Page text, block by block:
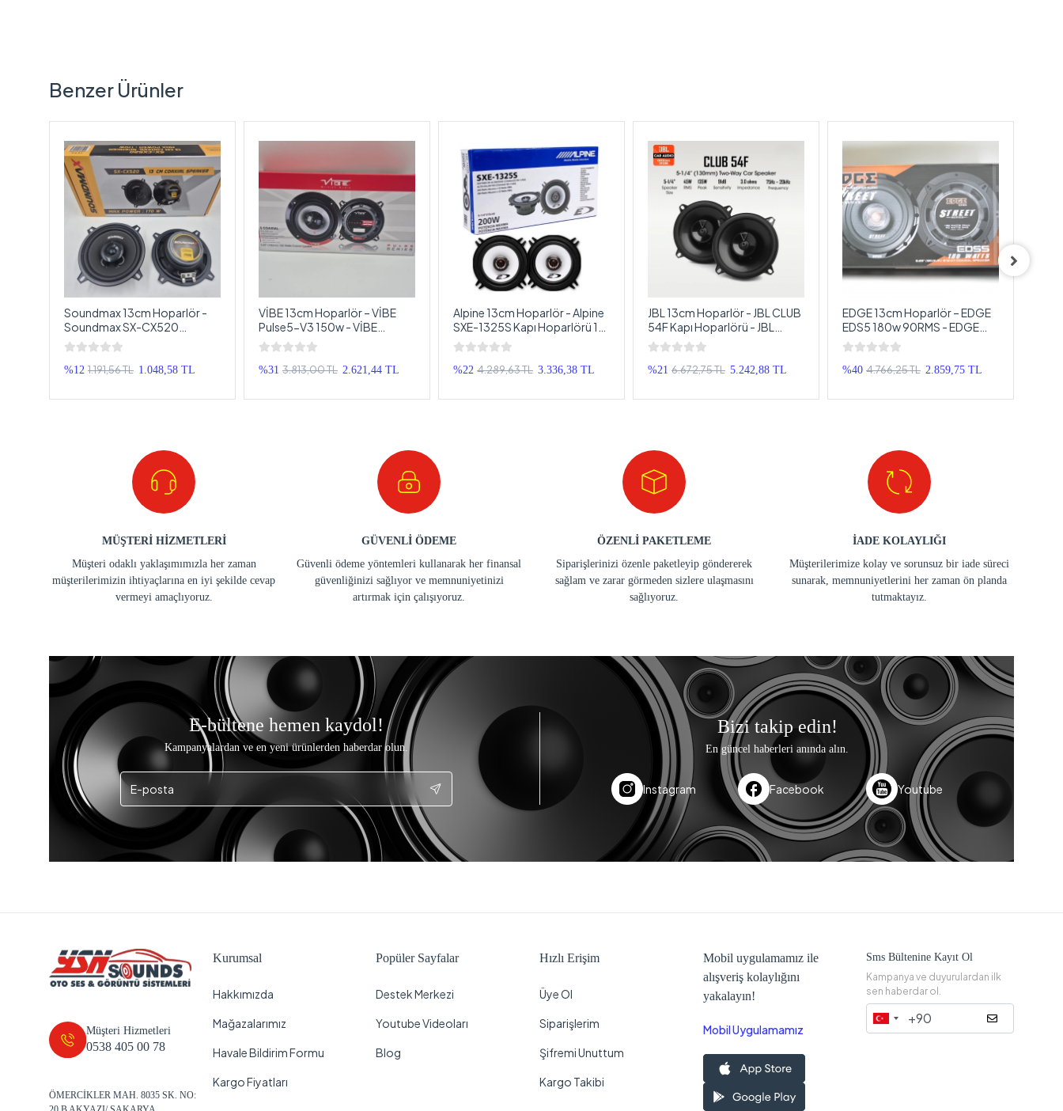
Benzer Ürünler
Soundmax 13cm Hoparlör -
Soundmax SX-CX520
Torpido ve Kapı Hoparlörü -
Soundmax 13cm Koaksiyel
Hoparlör
%12 1.191,56 TL 1.048,58 TL
VİBE 13cm Hoparlör – VİBE
Pulse5-V3 150w - VİBE
Tweeterli , 13 cm Hoparlör
%31 3.813,00 TL 2.621,44 TL
Alpine 13cm Hoparlör - Alpine
SXE-1325S Kapı Hoparlörü 13
cm - Alpine Profesyonel
Hoparlör 13cm
%22 4.289,63 TL 3.336,38 TL
JBL 13cm Hoparlör - JBL CLUB
54F Kapı Hoparlörü - JBL
Profesyonel Hoparlör 13cm
%21 6.672,75 TL 5.242,88 TL
EDGE 13cm Hoparlör – EDGE
EDS5 180w 90RMS - EDGE
Street Tweeterli , 13 cm
Koaksiyel Hoparlör
%40 4.766,25 TL 2.859,75 TL
MÜŞTERİ HİZMETLERİ
Müşteri odaklı yaklaşımımızla her zaman
müşterilerimizin ihtiyaçlarına en iyi şekilde cevap
vermeyi amaçlıyoruz.
GÜVENLİ ÖDEME
Güvenli ödeme yöntemleri kullanarak her finansal
güvenliğinizi sağlıyor ve memnuniyetinizi
artırmak için çalışıyoruz.
ÖZENLİ PAKETLEME
Siparişlerinizi özenle paketleyip göndererek
sağlam ve zarar görmeden sizlere ulaşmasını
sağlıyoruz.
İADE KOLAYLIĞI
Müşterilerimize kolay ve sorunsuz bir iade süreci
sunarak, memnuniyetlerini her zaman ön planda
tutmaktayız.
E-bültene hemen kaydol!
Kampanyalardan ve en yeni ürünlerden haberdar olun.
Bizi takip edin!
En güncel haberleri anında alın.
Instagram Facebook Youtube
Müşteri Hizmetleri
0538 405 00 78
ÖMERCİKLER MAH. 8035 SK. NO:
Kurumsal
Hakkımızda
Mağazalarımız
Havale Bildirim Formu
Kargo Fiyatları
Popüler Sayfalar
Destek Merkezi
Youtube Videoları
Blog
Hızlı Erişim
Üye Ol
Siparişlerim
Şifremi Unuttum
Kargo Takibi
Mobil uygulamamız ile
alışveriş kolaylığını
yakalayın!
Mobil Uygulamamız
Sms Bültenine Kayıt Ol
Kampanya ve duyurulardan ilk
sen haberdar ol.